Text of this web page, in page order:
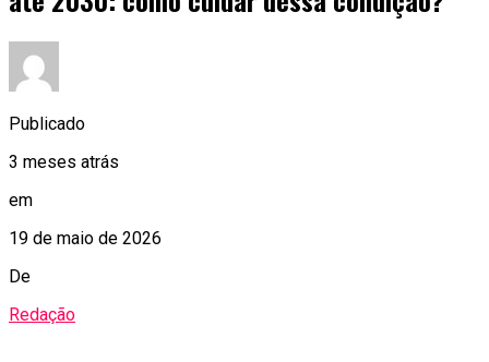
Publicado
3 meses atrás
em
19 de maio de 2026
De
Redação